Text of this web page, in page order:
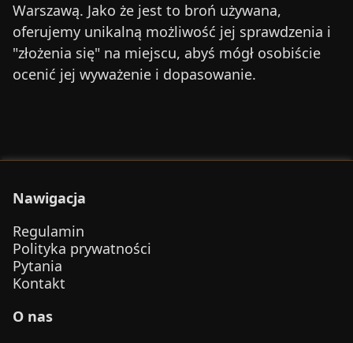
Warszawą. Jako że jest to broń używana,
oferujemy unikalną możliwość jej sprawdzenia i
"złożenia się" na miejscu, abyś mógł osobiście
ocenić jej wyważenie i dopasowanie.
Nawigacja
Regulamin
Polityka prywatności
Pytania
Kontakt
O nas